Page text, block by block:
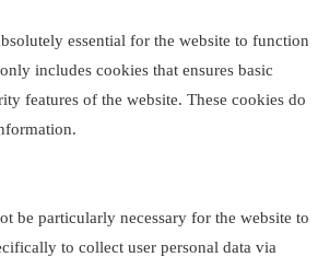
essential for the website to function
includes cookies that ensures basic
features of the website. These cookies do
be particularly necessary for the website to
to collect user personal data via